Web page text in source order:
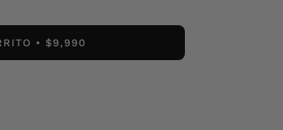
Condes, Santiago 7550000
$9,990